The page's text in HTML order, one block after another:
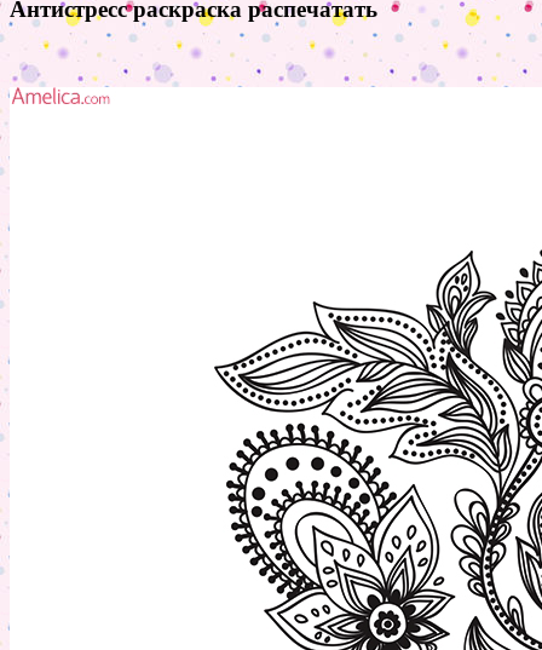
Антистресс раскраска распечатать